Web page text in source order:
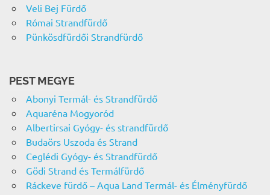
Veli Bej Fürdő
Római Strandfürdő
Pünkösdfürdői Strandfürdő
PEST MEGYE
Abonyi Termál- és Strandfürdő
Aquaréna Mogyoród
Albertirsai Gyógy- és strandfürdő
Budaörs Uszoda és Strand
Ceglédi Gyógy- és Strandfürdő
Gödi Strand és Termálfürdő
Ráckeve fürdő – Aqua Land Termál- és Élményfürdő